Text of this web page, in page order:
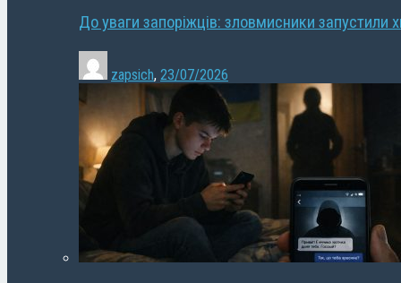
До уваги запоріжців: зловмисники запустили
zapsich, 23/07/2026